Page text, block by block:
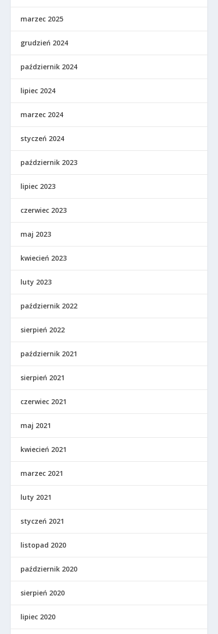
marzec 2025
grudzień 2024
październik 2024
lipiec 2024
marzec 2024
styczeń 2024
październik 2023
lipiec 2023
czerwiec 2023
maj 2023
kwiecień 2023
luty 2023
październik 2022
sierpień 2022
październik 2021
sierpień 2021
czerwiec 2021
maj 2021
kwiecień 2021
marzec 2021
luty 2021
styczeń 2021
listopad 2020
październik 2020
sierpień 2020
lipiec 2020